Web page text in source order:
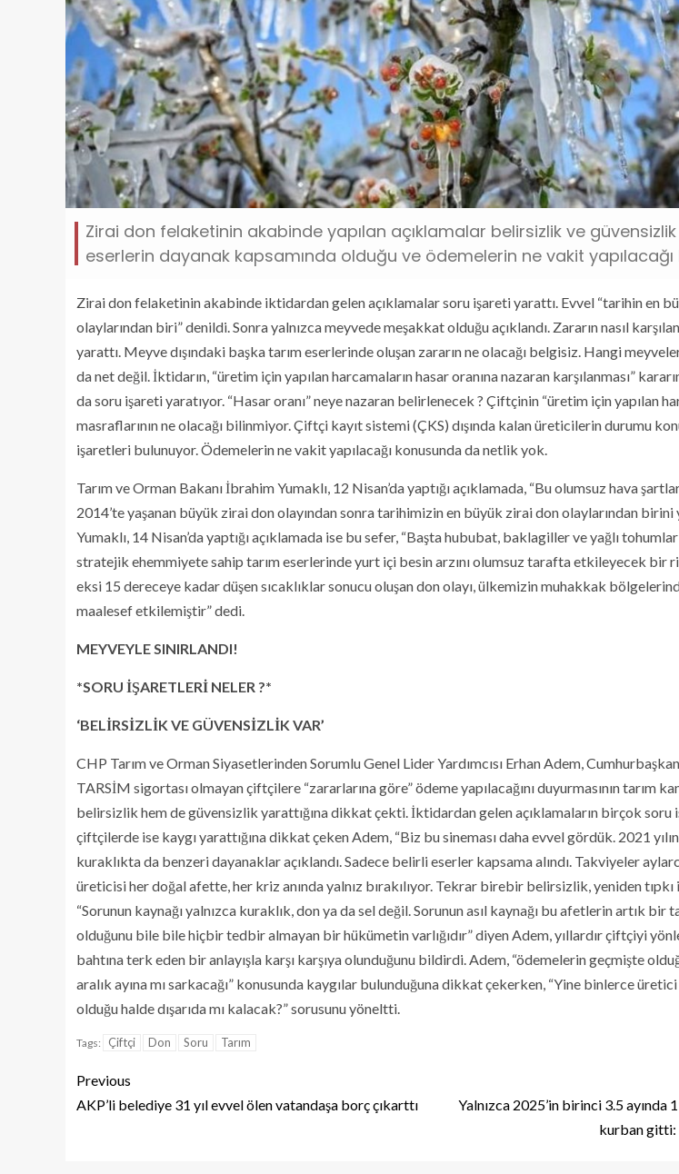
Zirai don felaketinin akabinde yapılan açıklamalar belirsizlik ve
eserlerin dayanak kapsamında olduğu ve ödemelerin ne vakit
Zirai don felaketinin akabinde iktidardan gelen açıklamalar soru işareti yarattı. Evvel “tarihin en
olaylarından biri” denildi. Sonra yalnızca meyvede meşakkat olduğu açıklandı. Zararın nasıl
yarattı. Meyve dışındaki başka tarım eserlerinde oluşan zararın ne olacağı belgisiz. Hangi
da net değil. İktidarın, “üretim için yapılan harcamaların hasar oranına nazaran karşılanması”
da soru işareti yaratıyor. “Hasar oranı” neye nazaran belirlenecek ? Çiftçinin “üretim için yapılan
masraflarının ne olacağı bilinmiyor. Çiftçi kayıt sistemi (ÇKS) dışında kalan üreticilerin durumu
işaretleri bulunuyor. Ödemelerin ne vakit yapılacağı konusunda da netlik yok.
Tarım ve Orman Bakanı İbrahim Yumaklı, 12 Nisan’da yaptığı açıklamada, “Bu olumsuz hava
2014’te yaşanan büyük zirai don olayından sonra tarihimizin en büyük zirai don olaylarından birini
Yumaklı, 14 Nisan’da yaptığı açıklamada ise bu sefer, “Başta hububat, baklagiller ve yağlı
stratejik ehemmiyete sahip tarım eserlerinde yurt içi besin arzını olumsuz tarafta etkileyecek bir
eksi 15 dereceye kadar düşen sıcaklıklar sonucu oluşan don olayı, ülkemizin muhakkak
maalesef etkilemiştir” dedi.
MEYVEYLE SINIRLANDI!
*SORU İŞARETLERİ NELER ?*
‘BELİRSİZLİK VE GÜVENSİZLİK VAR’
CHP Tarım ve Orman Siyasetlerinden Sorumlu Genel Lider Yardımcısı Erhan Adem,
TARSİM sigortası olmayan çiftçilere “zararlarına göre” ödeme yapılacağını duyurmasının tarım
belirsizlik hem de güvensizlik yarattığına dikkat çekti. İktidardan gelen açıklamaların birçok soru
çiftçilerde ise kaygı yarattığına dikkat çeken Adem, “Biz bu sineması daha evvel gördük. 2021
kuraklıkta da benzeri dayanaklar açıklandı. Sadece belirli eserler kapsama alındı. Takviyeler
üreticisi her doğal afette, her kriz anında yalnız bırakılıyor. Tekrar birebir belirsizlik, yeniden
“Sorunun kaynağı yalnızca kuraklık, don ya da sel değil. Sorunun asıl kaynağı bu afetlerin artık bir
olduğunu bile bile hiçbir tedbir almayan bir hükümetin varlığıdır” diyen Adem, yıllardır çiftçiyi
bahtına terk eden bir anlayışla karşı karşıya olunduğunu bildirdi. Adem, “ödemelerin geçmişte
aralık ayına mı sarkacağı” konusunda kaygılar bulunduğuna dikkat çekerken, “Yine binlerce
olduğu halde dışarıda mı kalacak?” sorusunu yöneltti.
Tags: Çiftçi Don Soru Tarım
Previous
AKP’li belediye 31 yıl evvel ölen vatandaşa borç çıkarttı
Yalnızca 2025’in birinci 3.5 ayında
kurban gitti: